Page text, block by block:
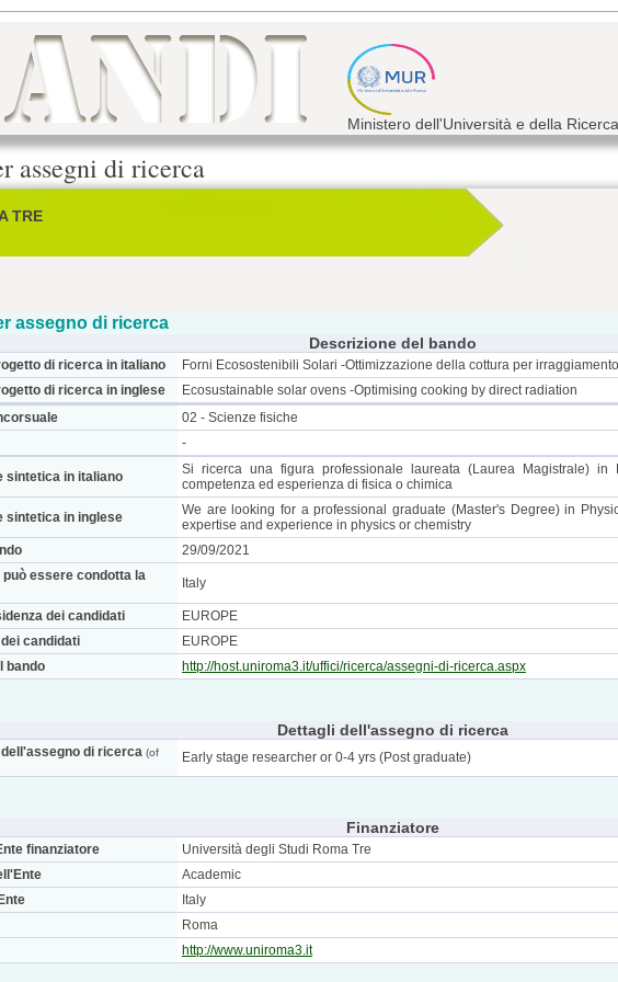
Ministero dell'Università e della Ricerca
assegni di ricerca
TRE
assegno di ricerca
Descrizione del bando
di ricerca in italiano
Forni Ecosostenibili Solari -Ottimizzazione della cottura per
di ricerca in inglese
Ecosustainable solar ovens -Optimising cooking by direct radiation
02 - Scienze fisiche
-
sintetica in italiano
Si ricerca una figura professionale laureata (Laurea Magistrale)
competenza ed esperienza di fisica o chimica
sintetica in inglese
We are looking for a professional graduate (Master's Degree) in
expertise and experience in physics or chemistry
29/09/2021
può essere condotta la
Italy
dei candidati
EUROPE
candidati
EUROPE
bando
http://host.uniroma3.it/uffici/ricerca/assegni-di-ricerca.aspx
Dettagli dell'assegno di ricerca
di ricerca (of
Early stage researcher or 0-4 yrs (Post graduate)
Finanziatore
finanziatore
Università degli Studi Roma Tre
Academic
Italy
Roma
http://www.uniroma3.it